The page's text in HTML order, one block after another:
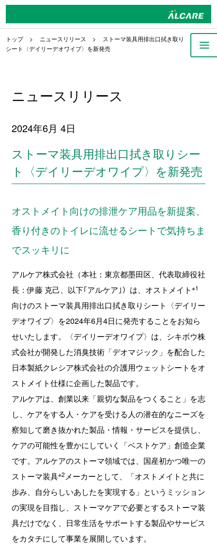
トップ ニュースリリース
ストーマ装具用排出口拭き取り
シート〈デイリーデオワイプ〉を新発売
ニュースリリース
2024年6月 4日
ストーマ装具用排出口拭き取りシー
ト〈デイリーデオワイプ〉を新発売
オストメイト向けの排泄ケア用品を新提案、
香り付きのトイレに流せるシートで気持ちま
でスッキリに
アルケア株式会社（本社：東京都墨田区、代表取締役社
長：伊藤 克己、以下｢アルケア｣）は、オストメイト ※1
向けのストーマ装具用排出口拭き取りシート〈デイリー
デオワイプ〉を2024年6月4日に発売することをお知ら
せいたします。〈デイリーデオワイプ〉は、シキボウ株
式会社が開発した消臭技術「デオマジック」を配合した
日本製紙クレシア株式会社の介護用ウェットシートをオ
ストメイト仕様に企画した製品です。
アルケアは、創業以来「親切な製品をつくること」を志
し、ケアをする人・ケアを受ける人の潜在的なニーズを
察知して磨き抜かれた製品・情報・サービスを提供し、
ケアの可能性を豊かにしていく「ベストケア」創造企業
です。アルケアのストーマ領域では、国産初かつ唯一の
ストーマ装具※2メーカーとして、「オストメイトと共に
歩み、自分らしいあしたを実現する」というミッション
の実現を目指し、ストーマケアで必要とするストーマ装
具だけでなく、日常生活をサポートする製品やサービス
をカタチにして事業を展開しています。